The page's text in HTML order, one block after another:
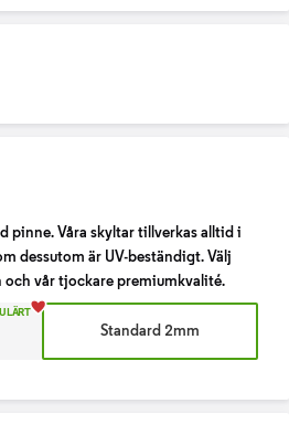
pinne. Våra skyltar tillverkas alltid i
dessutom är UV-beständigt. Välj
vår tjockare premiumkvalité.
Standard 2mm